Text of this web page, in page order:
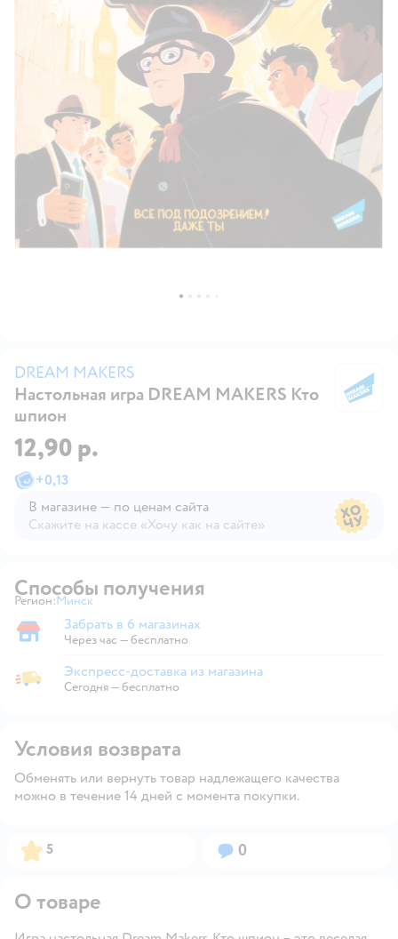
DREAM MAKERS
Настольная игра DREAM MAKERS Кто
шпион
12,90 р.
+0,13
В магазине — по ценам сайта
Скажите на кассе «Хочу как на сайте»
Способы получения
Регион: Выбор адреса доставки.
Минск
Забрать в магазине
Забрать в 6 магазинах
Через час — бесплатно
Экспресс-доставка из магазина
Экспресс-доставка из магазина
Сегодня—бесплатно
Условия возврата
Обменять или вернуть товар надлежащего качества
можно в течение 14 дней с момента покупки.
Рейтинг:
5 Вопросов:
0
О товаре